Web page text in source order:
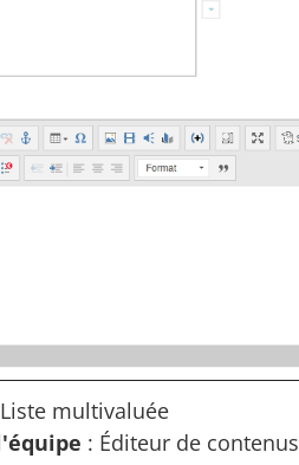
multivaluée
: Éditeur de contenus